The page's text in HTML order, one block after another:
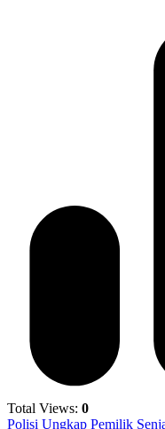
Total Views: 0
Polisi Ungkap Pemilik